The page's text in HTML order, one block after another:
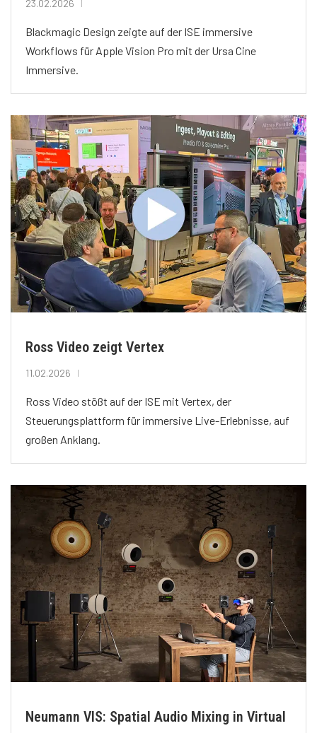
23.02.2026
Blackmagic Design zeigte auf der ISE immersive
Workflows für Apple Vision Pro mit der Ursa Cine
Immersive.
Ross Video zeigt Vertex
11.02.2026
Ross Video stößt auf der ISE mit Vertex, der
Steuerungsplattform für immersive Live-Erlebnisse, auf
großen Anklang.
Neumann VIS: Spatial Audio Mixing in Virtual